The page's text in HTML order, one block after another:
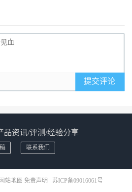
提交评论
品资讯/评测/经验分享
联系我们
网站地图 免责声明 苏ICP备09016061号